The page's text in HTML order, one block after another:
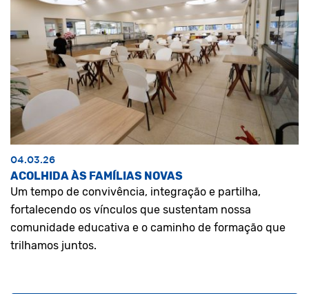
04.03.26
ACOLHIDA ÀS FAMÍLIAS NOVAS
Um tempo de convivência, integração e partilha,
fortalecendo os vínculos que sustentam nossa
comunidade educativa e o caminho de formação que
trilhamos juntos.